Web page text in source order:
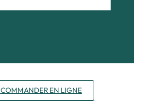
COMMANDER EN LIGNE